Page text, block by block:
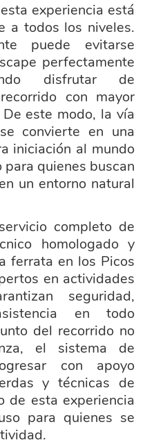
experiencia está
a todos los niveles.
puede evitarse
perfectamente
disfrutar de
con mayor
este modo, la vía
convierte en una
iniciación al mundo
quienes buscan
un entorno natural
completo de
homologado y
ferrata en los Picos
en actividades
seguridad,
en todo
del recorrido no
el sistema de
con apoyo
y técnicas de
de esta experiencia
para quienes se